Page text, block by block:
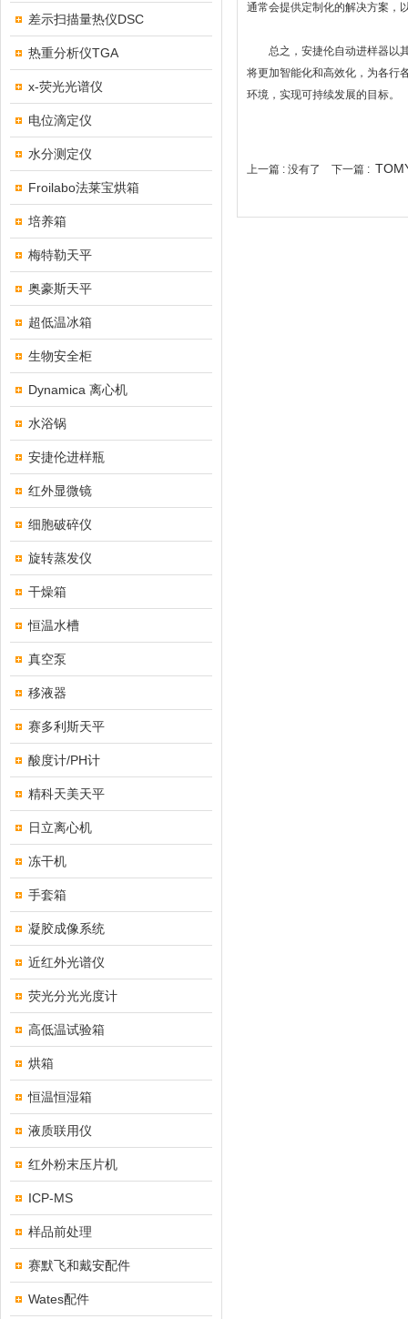
差示扫描量热仪DSC
热重分析仪TGA
x-荧光光谱仪
电位滴定仪
水分测定仪
Froilabo法莱宝烘箱
培养箱
梅特勒天平
奥豪斯天平
超低温冰箱
生物安全柜
Dynamica 离心机
水浴锅
安捷伦进样瓶
红外显微镜
细胞破碎仪
旋转蒸发仪
干燥箱
恒温水槽
真空泵
移液器
赛多利斯天平
酸度计/PH计
精科天美天平
日立离心机
冻干机
手套箱
凝胶成像系统
近红外光谱仪
荧光分光光度计
高低温试验箱
烘箱
恒温恒湿箱
液质联用仪
红外粉末压片机
ICP-MS
样品前处理
赛默飞和戴安配件
Wates配件
通常会提供定制化的解决方案，
总之，安捷伦自动进样器以其
将更加智能化和高效化，为各行
环境，实现可持续发展的目标。
上一篇 : 没有了 下一篇 :